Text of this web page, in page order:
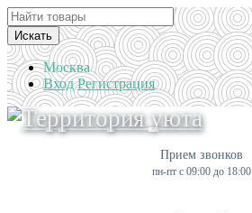
Искать
Москва
Вход Регистрация
Прием звонков
пн-пт с 09:00 до 18:00